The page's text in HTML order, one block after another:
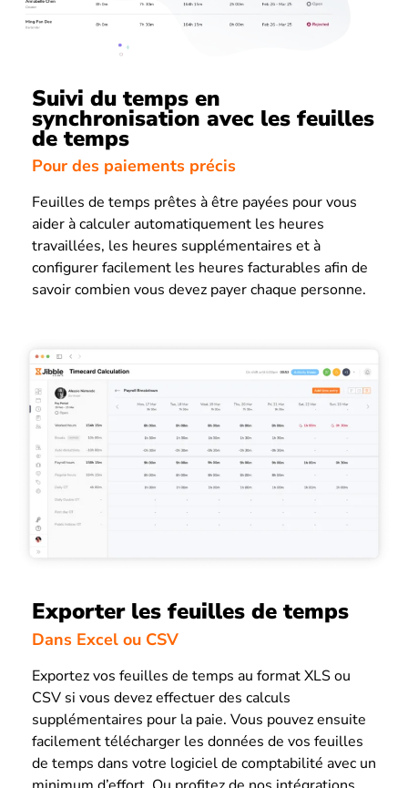
Suivi du temps en
synchronisation avec les feuilles
de temps
Pour des paiements précis
Feuilles de temps prêtes à être payées pour vous
aider à calculer automatiquement les heures
travaillées, les heures supplémentaires et à
configurer facilement les heures facturables afin de
savoir combien vous devez payer chaque personne.
Exporter les feuilles de temps
Dans Excel ou CSV
Exportez vos feuilles de temps au format XLS ou
CSV si vous devez effectuer des calculs
supplémentaires pour la paie. Vous pouvez ensuite
facilement télécharger les données de vos feuilles
de temps dans votre logiciel de comptabilité avec un